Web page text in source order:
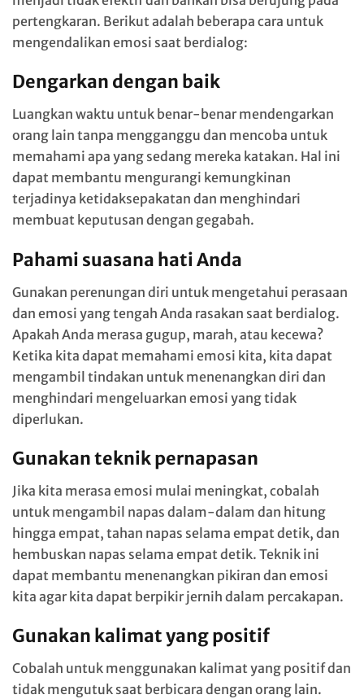
pertengkaran. Berikut adalah beberapa cara untuk
mengendalikan emosi saat berdialog:
Dengarkan dengan baik
Luangkan waktu untuk benar-benar mendengarkan
orang lain tanpa mengganggu dan mencoba untuk
memahami apa yang sedang mereka katakan. Hal ini
dapat membantu mengurangi kemungkinan
terjadinya ketidaksepakatan dan menghindari
membuat keputusan dengan gegabah.
Pahami suasana hati Anda
Gunakan perenungan diri untuk mengetahui perasaan
dan emosi yang tengah Anda rasakan saat berdialog.
Apakah Anda merasa gugup, marah, atau kecewa?
Ketika kita dapat memahami emosi kita, kita dapat
mengambil tindakan untuk menenangkan diri dan
menghindari mengeluarkan emosi yang tidak
diperlukan.
Gunakan teknik pernapasan
Jika kita merasa emosi mulai meningkat, cobalah
untuk mengambil napas dalam-dalam dan hitung
hingga empat, tahan napas selama empat detik, dan
hembuskan napas selama empat detik. Teknik ini
dapat membantu menenangkan pikiran dan emosi
kita agar kita dapat berpikir jernih dalam percakapan.
Gunakan kalimat yang positif
Cobalah untuk menggunakan kalimat yang positif dan
tidak mengutuk saat berbicara dengan orang lain.